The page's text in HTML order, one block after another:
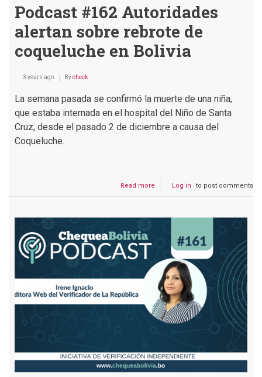
Podcast #162 Autoridades
alertan sobre rebrote de
coqueluche en Bolivia
3 years ago Bycheck
La semana pasada se confirmó la muerte de una niña,
que estaba internada en el hospital del Niño de Santa
Cruz, desde el pasado 2 de diciembre a causa del
Coqueluche.
Read more
Podcast
rebrote
coqueluche
en
Bolivia
Log in to post comments